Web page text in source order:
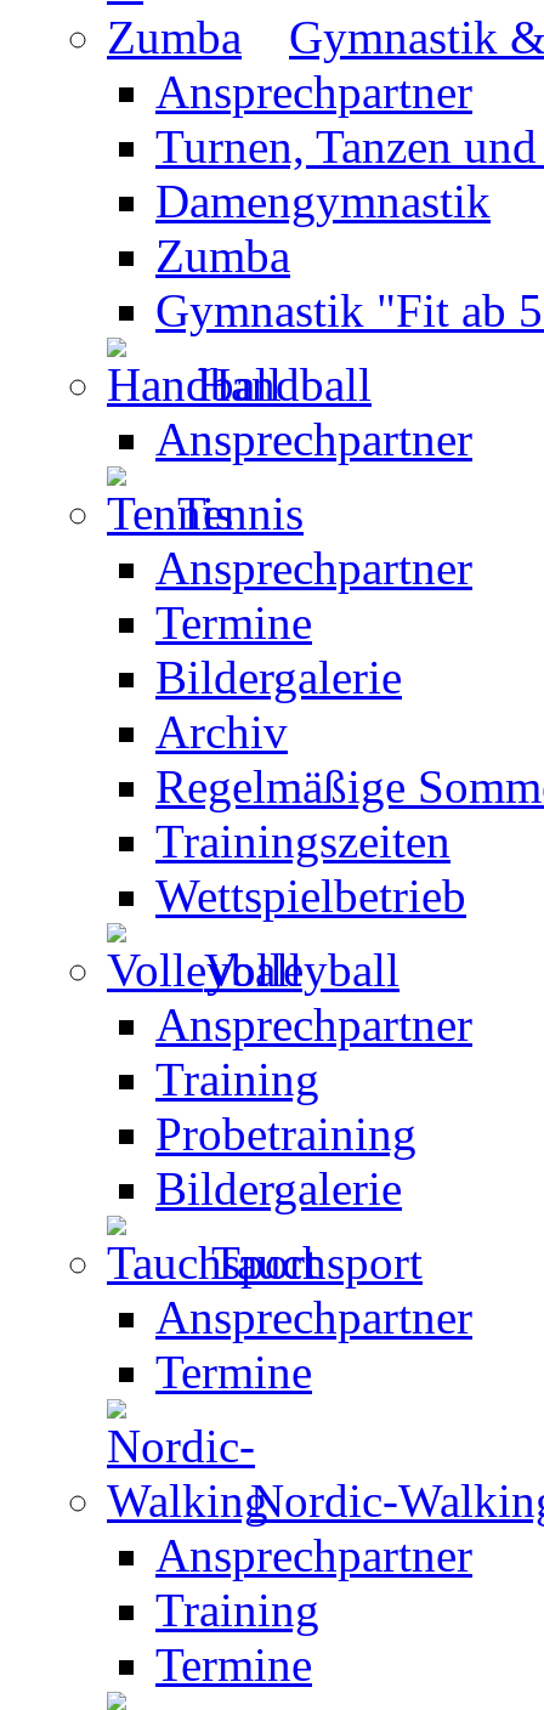
Gymnastik
Ansprechpartner
Turnen, Tanzen
Damengymnastik
Zumba
Gymnastik "Fit ab
Handball
Ansprechpartner
Tennis
Ansprechpartner
Termine
Bildergalerie
Archiv
Regelmäßige
Trainingszeiten
Wettspielbetrieb
Volleyball
Ansprechpartner
Training
Probetraining
Bildergalerie
Tauchsport
Ansprechpartner
Termine
Nordic-
Ansprechpartner
Training
Termine